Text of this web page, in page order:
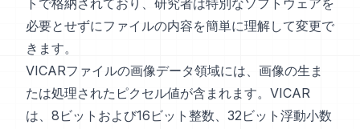
トで格納されており、研究者は特別なソフトウェアを
必要とせずにファイルの内容を簡単に理解して変更で
きます。
VICARファイルの画像データ領域には、画像の生ま
たは処理されたピクセル値が含まれます。VICAR
は、8ビットおよび16ビット整数、32ビット浮動小数